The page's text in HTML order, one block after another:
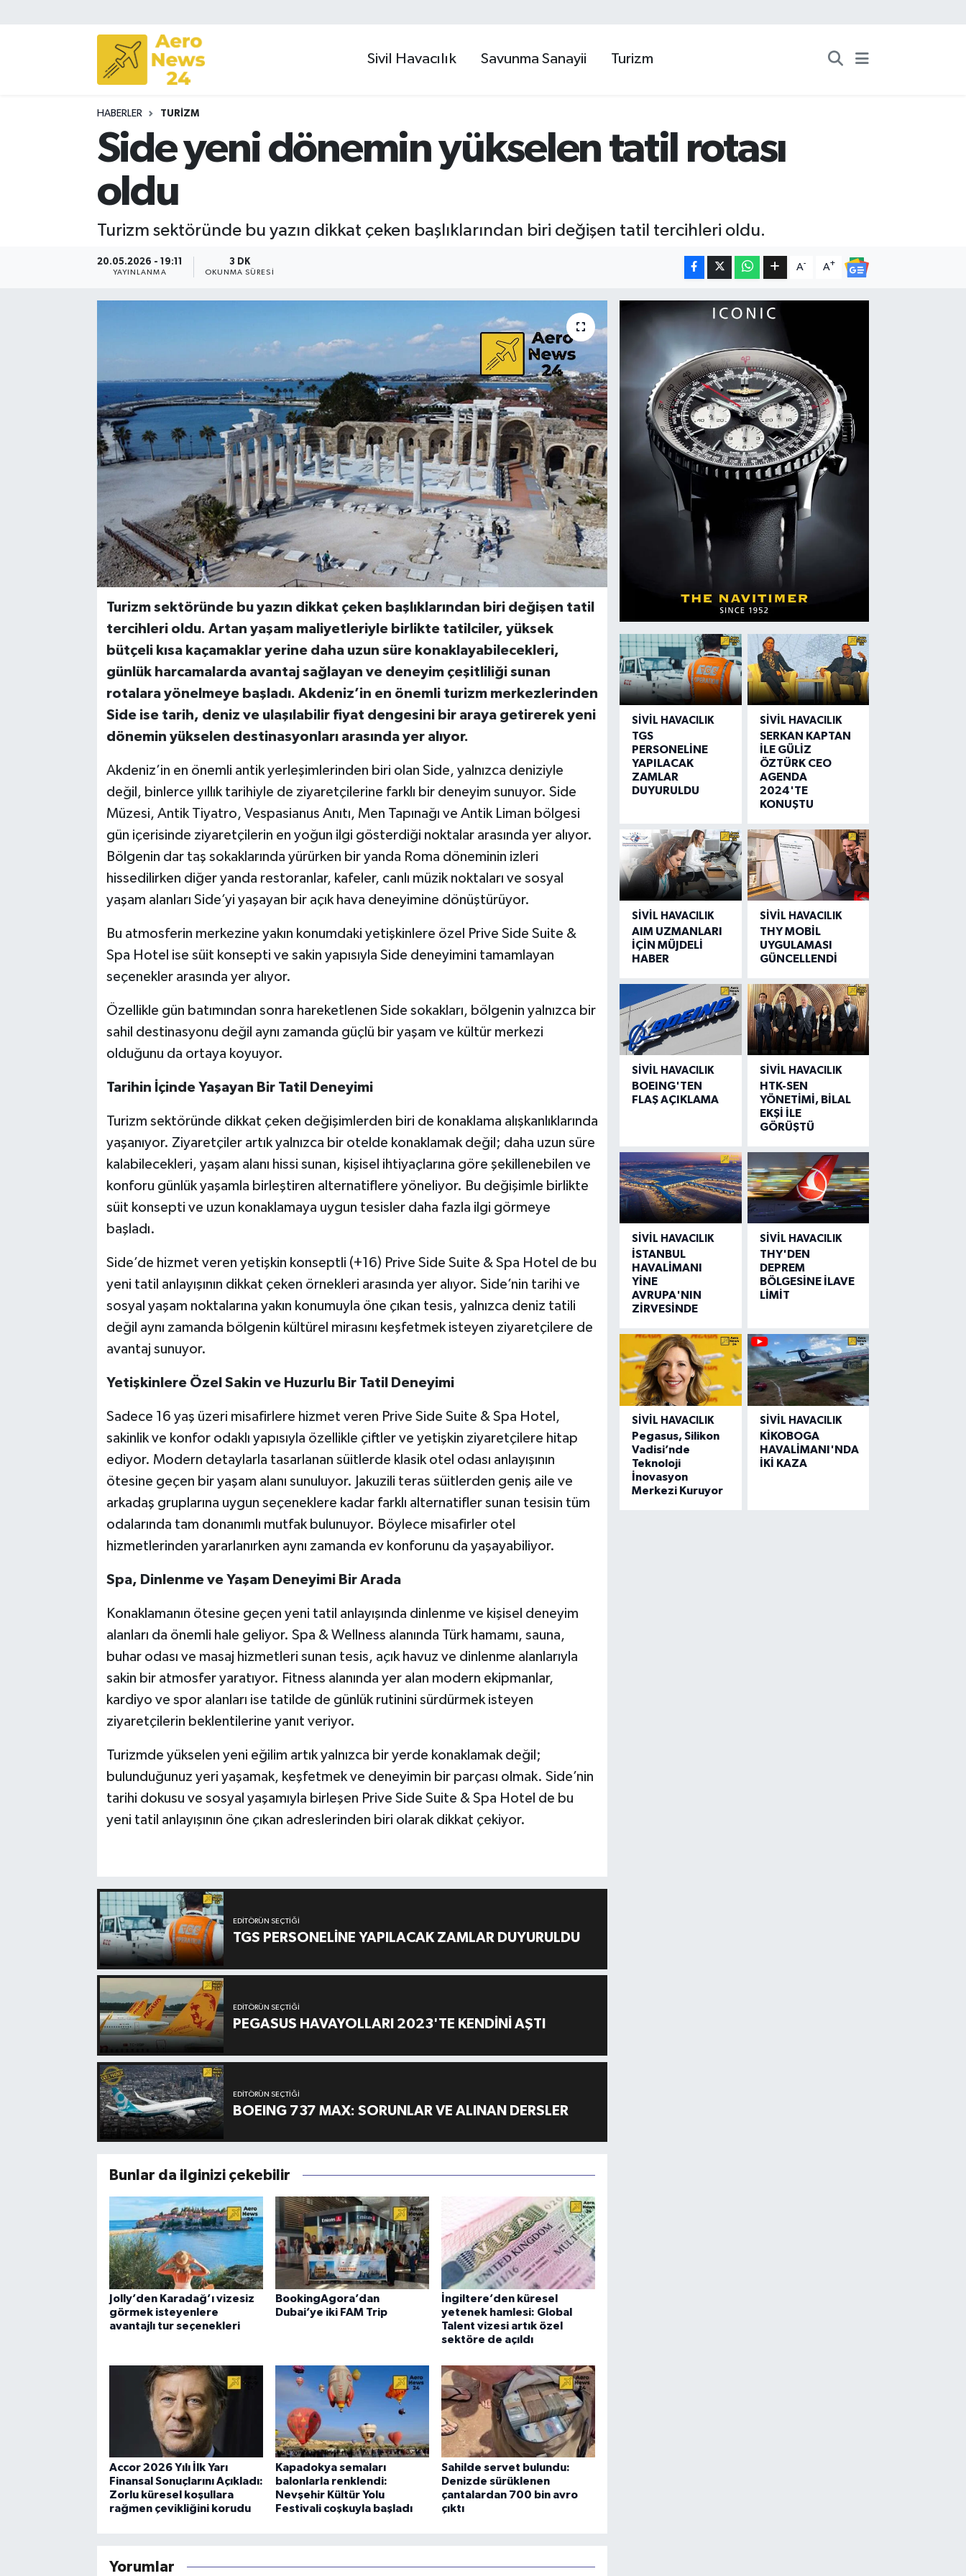
Sivil Havacılık Savunma Sanayii Turizm
HABERLER TURIZM
Side yeni dönemin yükselen tatil rotası
oldu
Turizm sektöründe bu yazın dikkat çeken başlıklarından biri değişen tatil tercihleri oldu.
20.05.2026 - 19:11
YAYINLANMA
3 DK
OKUNMA SÜRESI
A- A+
Turizm sektöründe bu yazın dikkat çeken başlıklarından biri değişen tatil
tercihleri oldu. Artan yaşam maliyetleriyle birlikte tatilciler, yüksek
bütçeli kısa kaçamaklar yerine daha uzun süre konaklayabilecekleri,
günlük harcamalarda avantaj sağlayan ve deneyim çeşitliliği sunan
rotalara yönelmeye başladı. Akdeniz’in en önemli turizm merkezlerinden
Side ise tarih, deniz ve ulaşılabilir fiyat dengesini bir araya getirerek yeni
dönemin yükselen destinasyonları arasında yer alıyor.
Akdeniz’in en önemli antik yerleşimlerinden biri olan Side, yalnızca deniziyle
değil, binlerce yıllık tarihiyle de ziyaretçilerine farklı bir deneyim sunuyor. Side
Müzesi, Antik Tiyatro, Vespasianus Anıtı, Men Tapınağı ve Antik Liman bölgesi
gün içerisinde ziyaretçilerin en yoğun ilgi gösterdiği noktalar arasında yer alıyor.
Bölgenin dar taş sokaklarında yürürken bir yanda Roma döneminin izleri
hissedilirken diğer yanda restoranlar, kafeler, canlı müzik noktaları ve sosyal
yaşam alanları Side’yi yaşayan bir açık hava deneyimine dönüştürüyor.
Bu atmosferin merkezine yakın konumdaki yetişkinlere özel Prive Side Suite &
Spa Hotel ise süit konsepti ve sakin yapısıyla Side deneyimini tamamlayan
seçenekler arasında yer alıyor.
Özellikle gün batımından sonra hareketlenen Side sokakları, bölgenin yalnızca bir
sahil destinasyonu değil aynı zamanda güçlü bir yaşam ve kültür merkezi
olduğunu da ortaya koyuyor.
Tarihin İçinde Yaşayan Bir Tatil Deneyimi
Turizm sektöründe dikkat çeken değişimlerden biri de konaklama alışkanlıklarında
yaşanıyor. Ziyaretçiler artık yalnızca bir otelde konaklamak değil; daha uzun süre
kalabilecekleri, yaşam alanı hissi sunan, kişisel ihtiyaçlarına göre şekillenebilen ve
konforu günlük yaşamla birleştiren alternatiflere yöneliyor. Bu değişimle birlikte
süit konsepti ve uzun konaklamaya uygun tesisler daha fazla ilgi görmeye
başladı.
Side’de hizmet veren yetişkin konseptli (+16) Prive Side Suite & Spa Hotel de bu
yeni tatil anlayışının dikkat çeken örnekleri arasında yer alıyor. Side’nin tarihi ve
sosyal yaşam noktalarına yakın konumuyla öne çıkan tesis, yalnızca deniz tatili
değil aynı zamanda bölgenin kültürel mirasını keşfetmek isteyen ziyaretçilere de
avantaj sunuyor.
Yetişkinlere Özel Sakin ve Huzurlu Bir Tatil Deneyimi
Sadece 16 yaş üzeri misafirlere hizmet veren Prive Side Suite & Spa Hotel,
sakinlik ve konfor odaklı yapısıyla özellikle çiftler ve yetişkin ziyaretçilere hitap
ediyor. Modern detaylarla tasarlanan süitlerde klasik otel odası anlayışının
ötesine geçen bir yaşam alanı sunuluyor. Jakuzili teras süitlerden geniş aile ve
arkadaş gruplarına uygun seçeneklere kadar farklı alternatifler sunan tesisin tüm
odalarında tam donanımlı mutfak bulunuyor. Böylece misafirler otel
hizmetlerinden yararlanırken aynı zamanda ev konforunu da yaşayabiliyor.
Spa, Dinlenme ve Yaşam Deneyimi Bir Arada
Konaklamanın ötesine geçen yeni tatil anlayışında dinlenme ve kişisel deneyim
alanları da önemli hale geliyor. Spa & Wellness alanında Türk hamamı, sauna,
buhar odası ve masaj hizmetleri sunan tesis, açık havuz ve dinlenme alanlarıyla
sakin bir atmosfer yaratıyor. Fitness alanında yer alan modern ekipmanlar,
kardiyo ve spor alanları ise tatilde de günlük rutinini sürdürmek isteyen
ziyaretçilerin beklentilerine yanıt veriyor.
Turizmde yükselen yeni eğilim artık yalnızca bir yerde konaklamak değil;
bulunduğunuz yeri yaşamak, keşfetmek ve deneyimin bir parçası olmak. Side’nin
tarihi dokusu ve sosyal yaşamıyla birleşen Prive Side Suite & Spa Hotel de bu
yeni tatil anlayışının öne çıkan adreslerinden biri olarak dikkat çekiyor.
EDITÖRÜN SEÇTIĞI
TGS PERSONELİNE YAPILACAK ZAMLAR DUYURULDU
EDITÖRÜN SEÇTIĞI
PEGASUS HAVAYOLLARI 2023'TE KENDİNİ AŞTI
EDITÖRÜN SEÇTIĞI
BOEING 737 MAX: SORUNLAR VE ALINAN DERSLER
Bunlar da ilginizi çekebilir
Jolly’den Karadağ’ı vizesiz
görmek isteyenlere
avantajlı tur seçenekleri
BookingAgora’dan
Dubai’ye iki FAM Trip
İngiltere’den küresel
yetenek hamlesi: Global
Talent vizesi artık özel
sektöre de açıldı
Accor 2026 Yılı İlk Yarı
Finansal Sonuçlarını Açıkladı:
Zorlu küresel koşullara
rağmen çevikliğini korudu
Kapadokya semaları
balonlarla renklendi:
Nevşehir Kültür Yolu
Festivali coşkuyla başladı
Sahilde servet bulundu:
Denizde sürüklenen
çantalardan 700 bin avro
çıktı
Yorumlar
SIVIL HAVACILIK
TGS
PERSONELİNE
YAPILACAK
ZAMLAR
DUYURULDU
SIVIL HAVACILIK
SERKAN KAPTAN
İLE GÜLİZ
ÖZTÜRK CEO
AGENDA
2024'TE
KONUŞTU
SIVIL HAVACILIK
AIM UZMANLARI
İÇİN MÜJDELİ
HABER
SIVIL HAVACILIK
THY MOBİL
UYGULAMASI
GÜNCELLENDİ
SIVIL HAVACILIK
BOEING'TEN
FLAŞ AÇIKLAMA
SIVIL HAVACILIK
HTK-SEN
YÖNETİMİ, BİLAL
EKŞİ İLE
GÖRÜŞTÜ
SIVIL HAVACILIK
İSTANBUL
HAVALİMANI
YİNE
AVRUPA'NIN
ZİRVESİNDE
SIVIL HAVACILIK
THY'DEN
DEPREM
BÖLGESİNE İLAVE
LİMİT
SIVIL HAVACILIK
Pegasus, Silikon
Vadisi’nde
Teknoloji
İnovasyon
Merkezi Kuruyor
SIVIL HAVACILIK
KİKOBOGA
HAVALİMANI'NDA
İKİ KAZA
Sivil Havacılık